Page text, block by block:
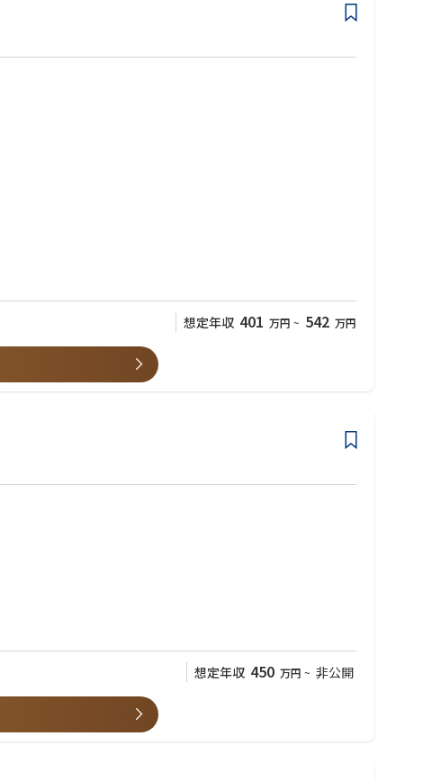
長だけでなく薬剤師向けの研修担当、医療モール開発、人材採用、広
想定年収 401 万円 ~ 542 万円
想定年収 450 万円 ~ 非公開